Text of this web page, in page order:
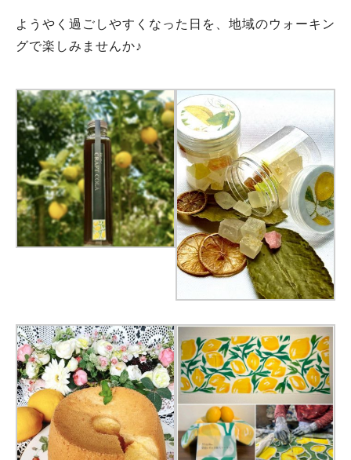
ようやく過ごしやすくなった日を、地域のウォーキン
グで楽しみませんか♪